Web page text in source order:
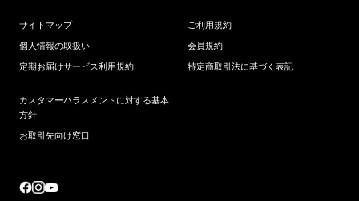
サイトマップ
個人情報の取扱い
定期お届けサービス利用規約
ご利用規約
会員規約
特定商取引法に基づく表記
カスタマーハラスメントに対する基本
方針
お取引先向け窓口